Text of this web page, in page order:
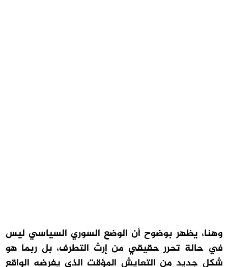
وهنا، يظهر بوضوح أن الوضع السوري السياسي ليس
في حالة تحرر حقيقي من إرث التطرف، بل ربما هو
شكل جديد من التعايش المؤقت الذي يفرضه الواقع